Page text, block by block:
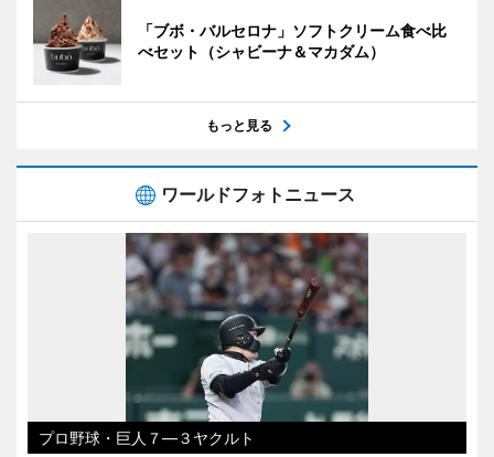
「ブボ・バルセロナ」ソフトクリーム食べ比
べセット（シャビーナ＆マカダム）
もっと見る
ワールドフォトニュース
プロ野球・巨人７―３ヤクルト